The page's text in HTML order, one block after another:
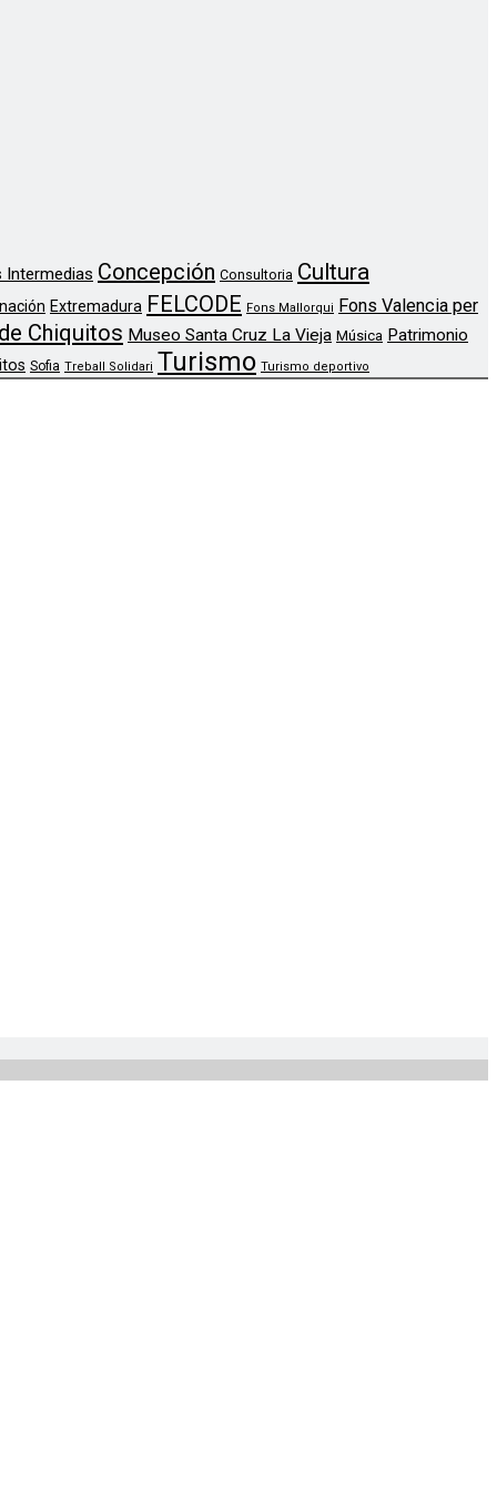
Intermedias Concepción Consultoria Cultura
Extremadura FELCODE Fons Mallorqui
Fons Valencia per
Chiquitos Museo Santa Cruz La Vieja Música Patrimonio
Sofia Treball Solidari Turismo Turismo deportivo